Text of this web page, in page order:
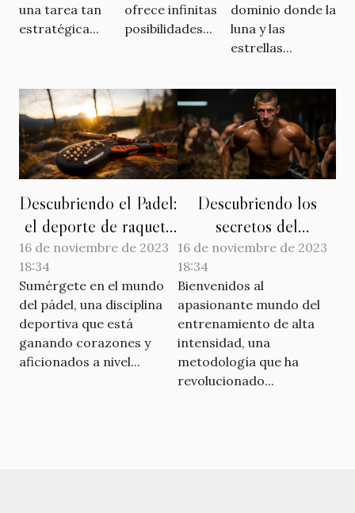
una tarea tan
estratégica...
ofrece infinitas
posibilidades...
dominio donde la
luna y las
estrellas...
Descubriendo el Padel:
el deporte de raqueta
que conquista el
16 de noviembre de 2023
18:34
Sumérgete en el mundo
del pádel, una disciplina
deportiva que está
ganando corazones y
aficionados a nivel...
Descubriendo los
secretos del
entrenamiento de alta
16 de noviembre de 2023
18:34
Bienvenidos al
apasionante mundo del
entrenamiento de alta
intensidad, una
metodología que ha
revolucionado...